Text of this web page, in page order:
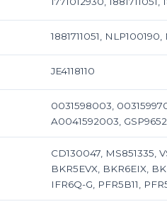
1881711051,
JE4118110
0031598003,
A0041592003,
CD130047, MS851335,
BKR5EVX, BKR6EIX,
IFR6Q-G, PFR5B11,